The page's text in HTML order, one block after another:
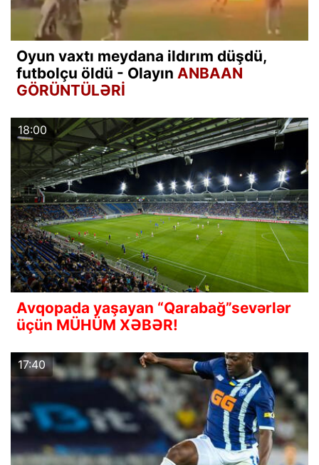
Oyun vaxtı meydana ildırım düşdü,
futbolçu öldü - Olayın ANBAAN
GÖRÜNTÜLƏRİ
18:00
Avqopada yaşayan “Qarabağ”sevərlər
üçün MÜHÜM XƏBƏR!
17:40